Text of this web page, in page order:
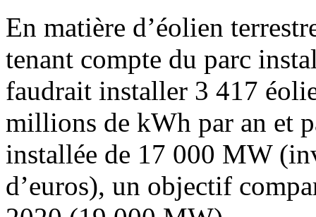
En matière d’éolien
tenant compte du parc
faudrait installer 3 417
millions de kWh par an et
installée de 17 000 MW
d’euros), un objectif